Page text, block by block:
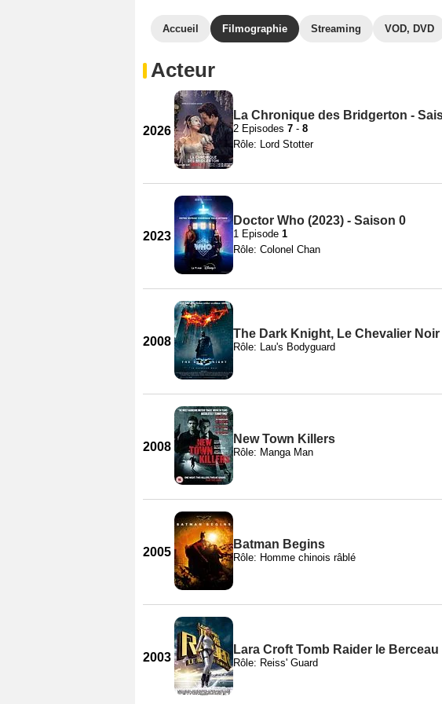
Accueil Filmographie Streaming VOD, DVD
Acteur
2026
La Chronique des Bridgerton -
2 Episodes 7 - 8
Rôle: Lord Stotter
2023
Doctor Who (2023) - Saison 0
1 Episode 1
Rôle: Colonel Chan
2008
The Dark Knight, Le Chevalier Noir
Rôle: Lau's Bodyguard
2008
New Town Killers
Rôle: Manga Man
2005
Batman Begins
Rôle: Homme chinois râblé
2003
Lara Croft Tomb Raider le Berceau
Rôle: Reiss' Guard